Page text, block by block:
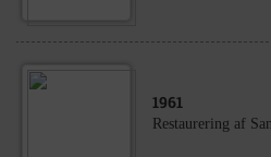
1961
Restaurering af